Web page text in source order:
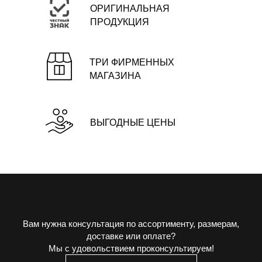
ОРИГИНАЛЬНАЯ
ПРОДУКЦИЯ
ТРИ ФИРМЕННЫХ
МАГАЗИНА
ВЫГОДНЫЕ ЦЕНЫ
Вам нужна консультация по ассортименту, размерам,
доставке или оплате?
Мы с удовольствием проконсультируем!